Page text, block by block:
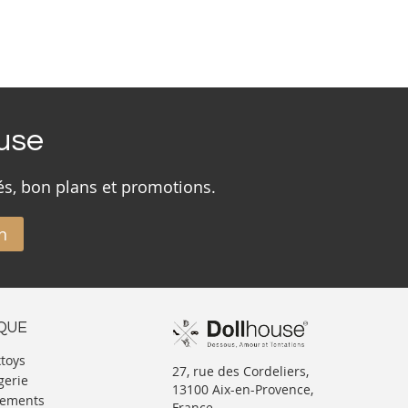
bon plans et promotions.
27, rue des Cordeliers,
13100 Aix-en-Provence,